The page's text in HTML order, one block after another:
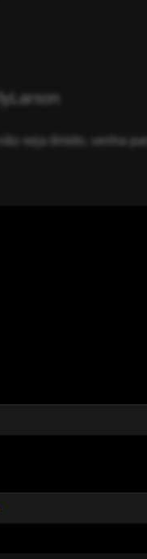
seja tímido, venha